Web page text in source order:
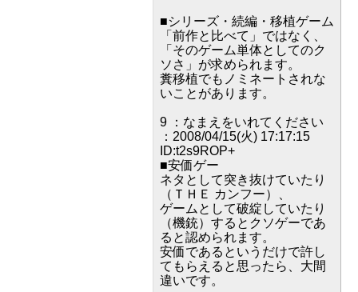
■シリーズ・続編・移植ゲーム
「前作と比べて」ではなく、
「そのゲーム単体としてのク
ソさ」が求められます。
糞移植でもノミネートされな
いことがあります。
9 ：なまえをいれてください
：2008/04/15(火) 17:17:15
ID:t2s9ROP+
■安価ゲー
ネタとして突き抜けていたり
（ＴＨＥ カンフー）、
ゲームとして破綻していたり
（機銃）するとクソゲーであ
ると認められます。
安価であるというだけで許し
てもらえると思ったら、大間
違いです。